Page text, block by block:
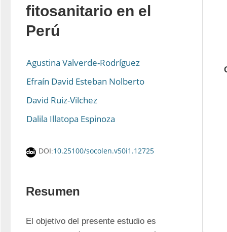
fitosanitario en el
Perú
Agustina Valverde-Rodríguez
Efraín David Esteban Nolberto
David Ruiz-Vilchez
Dalila Illatopa Espinoza
DOI:10.25100/socolen.v50i1.12725
Resumen
El objetivo del presente estudio es